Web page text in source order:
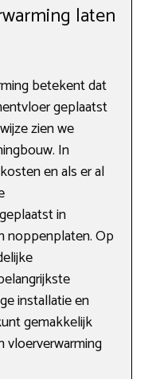
laten
betekent dat
geplaatst
zien we
In
en als er al
in
noppenplaten. Op
installatie en
gemakkelijk
vloerverwarming